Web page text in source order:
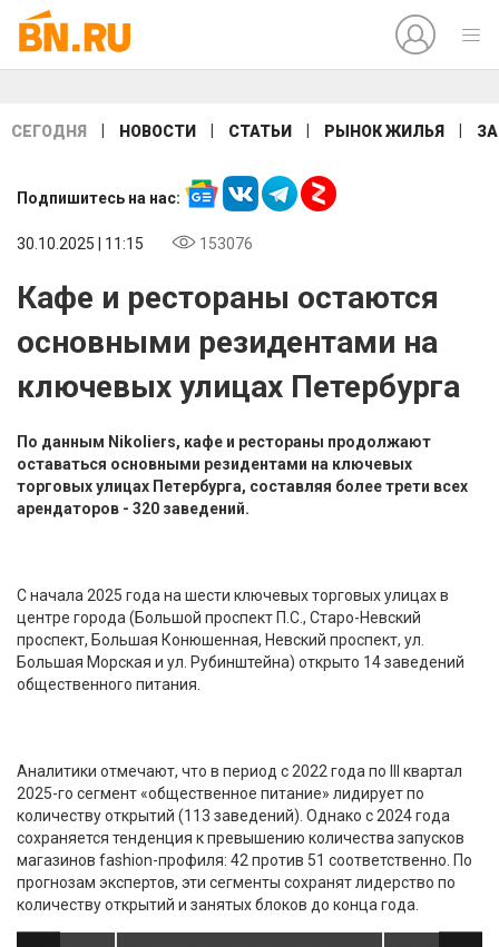
СЕГОДНЯ НОВОСТИ СТАТЬИ РЫНОК ЖИЛЬЯ
Подпишитесь на нас:
30.10.2025 | 11:15 153076
Кафе и рестораны остаются
основными резидентами на
ключевых улицах Петербурга
По данным Nikoliers, кафе и рестораны продолжают
оставаться основными резидентами на ключевых
торговых улицах Петербурга, составляя более трети всех
арендаторов - 320 заведений.
С начала 2025 года на шести ключевых торговых улицах в
центре города (Большой проспект П.С., Старо-Невский
проспект, Большая Конюшенная, Невский проспект, ул.
Большая Морская и ул. Рубинштейна) открыто 14 заведений
общественного питания.
Аналитики отмечают, что в период с 2022 года по III квартал
2025-го сегмент «общественное питание» лидирует по
количеству открытий (113 заведений). Однако с 2024 года
сохраняется тенденция к превышению количества запусков
магазинов fashion-профиля: 42 против 51 соответственно. По
прогнозам экспертов, эти сегменты сохранят лидерство по
количеству открытий и занятых блоков до конца года.